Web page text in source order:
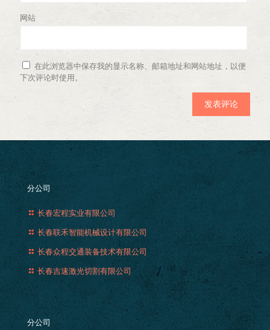
网站
在此浏览器中保存我的显示名称、邮箱地址和网站地址，以便
下次评论时使用。
分公司
长春宏程实业有限公司
长春联禾智能机械设计有限公司
长春众程交通装备技术有限公司
长春吉速激光切割有限公司
分公司